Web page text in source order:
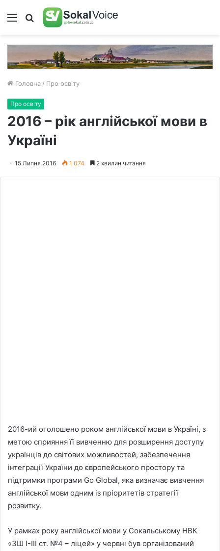
Меню Пошук
Головна / Про освіту
Про освіту
2016 – рік англійської мови в
Україні
15 Липня 2016 1 074 2 хвилин читання
2016-ий оголошено роком англійської мови в Україні, з
метою сприяння її вивченню для розширення доступу
українців до світових можливостей, забезпечення
інтеграції України до європейського простору та
підтримки програми Go Global, яка визначає вивчення
англійської мови одним із пріоритетів стратегії
розвитку.
У рамках року англійської мови у Сокальському НВК
«ЗШ І-ІІІ ст. №4 – ліцей» у червні був організований